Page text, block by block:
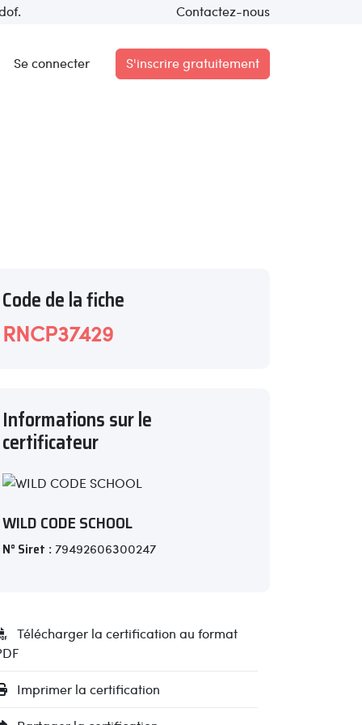
Contactez-nous
Se connecter S'inscrire gratuitement
Code de la fiche
RNCP37429
Informations sur le
certificateur
WILD CODE SCHOOL
N° Siret : 79492606300247
Télécharger la certification au format
Imprimer la certification